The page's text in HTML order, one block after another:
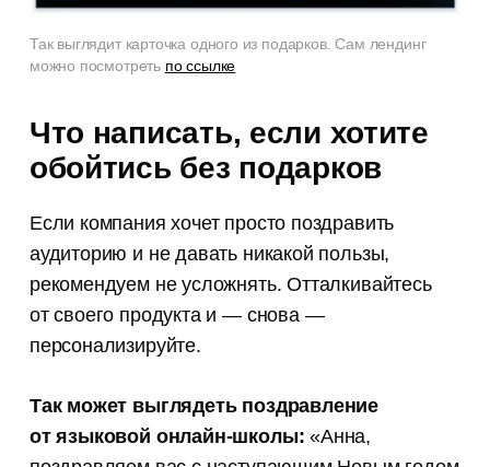
Так выглядит карточка одного из подарков. Сам лендинг
можно посмотреть по ссылке
Что написать, если хотите
обойтись без подарков
Если компания хочет просто поздравить
аудиторию и не давать никакой пользы,
рекомендуем не усложнять. Отталкивайтесь
от своего продукта и — снова —
персонализируйте.
Так может выглядеть поздравление
от языковой онлайн-школы: «Анна,